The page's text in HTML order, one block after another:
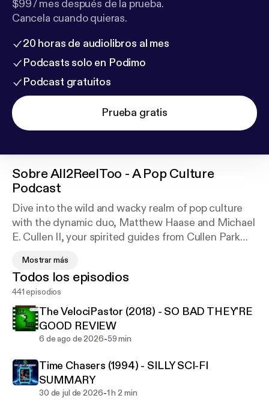
$99 / mes después de la prueba.
Cancela cuando quieras.
20 horas de audiolibros al mes
Podcasts solo en Podimo
Podcast gratuitos
Prueba gratis
SobreAll2ReelToo - A Pop Culture
Podcast
Dive into the wild and wacky realm of pop culture
with the dynamic duo, Matthew Haase and Michael
E. Cullen II, your spirited guides from Cullen Park
through the quirkiest corners of entertainment.
Need an extra dose of fun? Join us on this hilarious
adventure, and if you can't get enough, show some
love athttps://www.patreon.com/CullenPark- your
passport to even more laughs and behind-the-
scenes shenanigans! Ready, set, pop-culture party!
Mostrar más
Todos los episodios
441 episodios
The VelociPastor (2018) - SO BAD THEY'RE
GOOD REVIEW
6 de ago de 2026-59 min
Time Chasers (1994) - SILLY SCI-FI
SUMMARY
30 de jul de 2026-1 h 2 min